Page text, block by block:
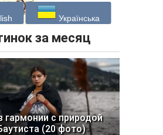
Українська
за месяц
гармонии с природой
(20 фото)